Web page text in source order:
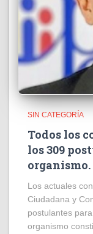
SIN CATEGORÍA
Todos los
los 309
organismo.
Los actuales
Ciudadana y
postulantes
organismo